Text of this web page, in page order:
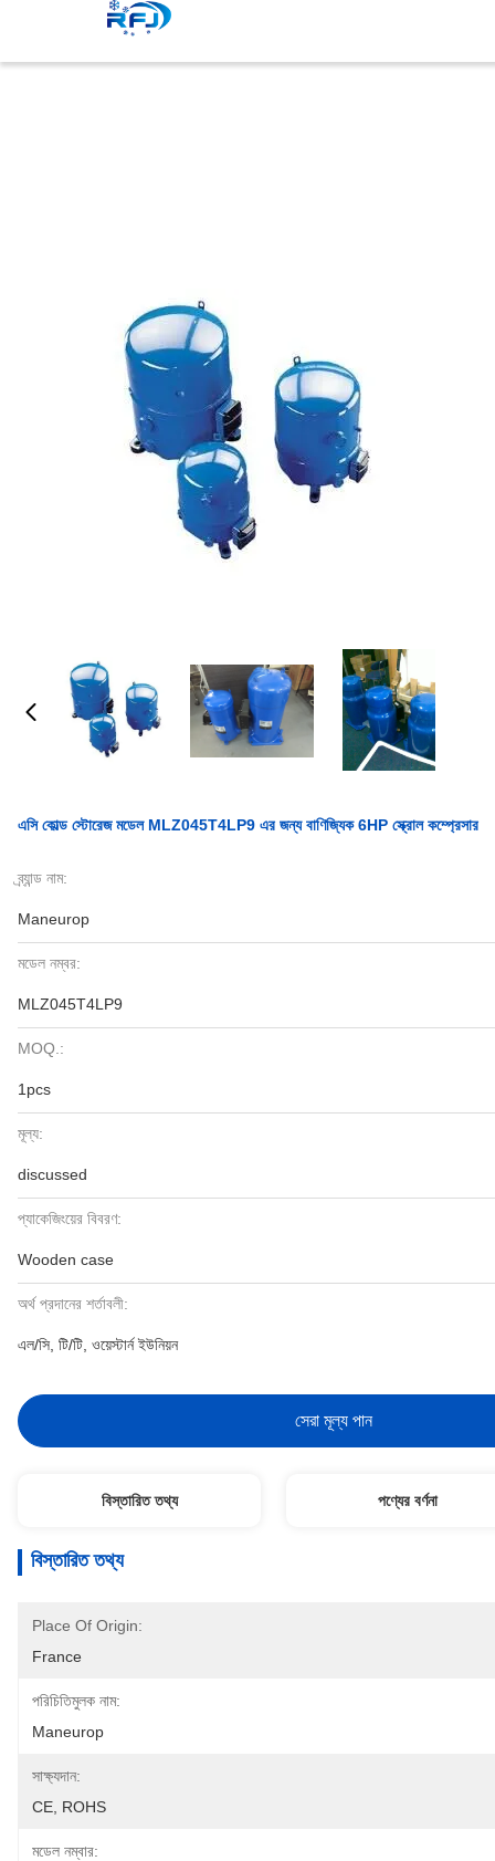
এসি কোল্ড স্টোরেজ মডেল MLZ045T4LP9 এর জন্য বাণিজ্যিক 6HP স্ক্রোল কম্প্রেসার
ব্র্যান্ড নাম:
Maneurop
মডেল নম্বর:
MLZ045T4LP9
MOQ.:
1pcs
মূল্য:
discussed
প্যাকেজিংয়ের বিবরণ:
Wooden case
অর্থ প্রদানের শর্তাবলী:
এল/সি, টি/টি, ওয়েস্টার্ন ইউনিয়ন
সেরা মূল্য পান
বিস্তারিত তথ্য পণ্যের বর্ণনা
বিস্তারিত তথ্য
Place Of Origin:
France
পরিচিতিমুলক নাম:
Maneurop
সাক্ষ্যদান:
CE, ROHS
মডেল নম্বার: